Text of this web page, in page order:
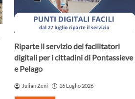
Riparte il servizio dei facilitatori
digitali per i cittadini di Pontassieve
e Pelago
Julian Zeni 16 Luglio 2026